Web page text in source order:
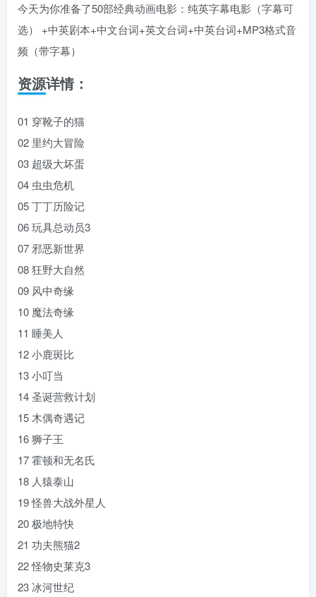
今天为你准备了50部经典动画电影：纯英字幕电影（字幕可
选） +中英剧本+中文台词+英文台词+中英台词+MP3格式音
频（带字幕）
资源详情：
01 穿靴子的猫
02 里约大冒险
03 超级大坏蛋
04 虫虫危机
05 丁丁历险记
06 玩具总动员3
07 邪恶新世界
08 狂野大自然
09 风中奇缘
10 魔法奇缘
11 睡美人
12 小鹿斑比
13 小叮当
14 圣诞营救计划
15 木偶奇遇记
16 狮子王
17 霍顿和无名氏
18 人猿泰山
19 怪兽大战外星人
20 极地特快
21 功夫熊猫2
22 怪物史莱克3
23 冰河世纪